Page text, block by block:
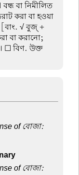
বন্ধ বা নিমীলিত
করা বা হওয়া
[বাং. √ বুজ্ +
বা করানো;
☐ বিণ. উক্ত
of বোজা:
of বোজা: